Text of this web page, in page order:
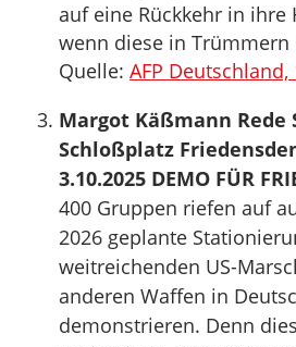
auf eine Rückkehr in ihre
wenn diese in Trümmern
Quelle: AFP Deutschland,
Margot Käßmann
Schloßplatz
3.10.2025 DEMO FÜR
400 Gruppen riefen auf
2026 geplante
weitreichenden US-
anderen Waffen in
demonstrieren. Denn